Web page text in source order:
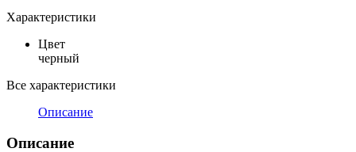
Характеристики
Цвет
черный
Все характеристики
Описание
Описание